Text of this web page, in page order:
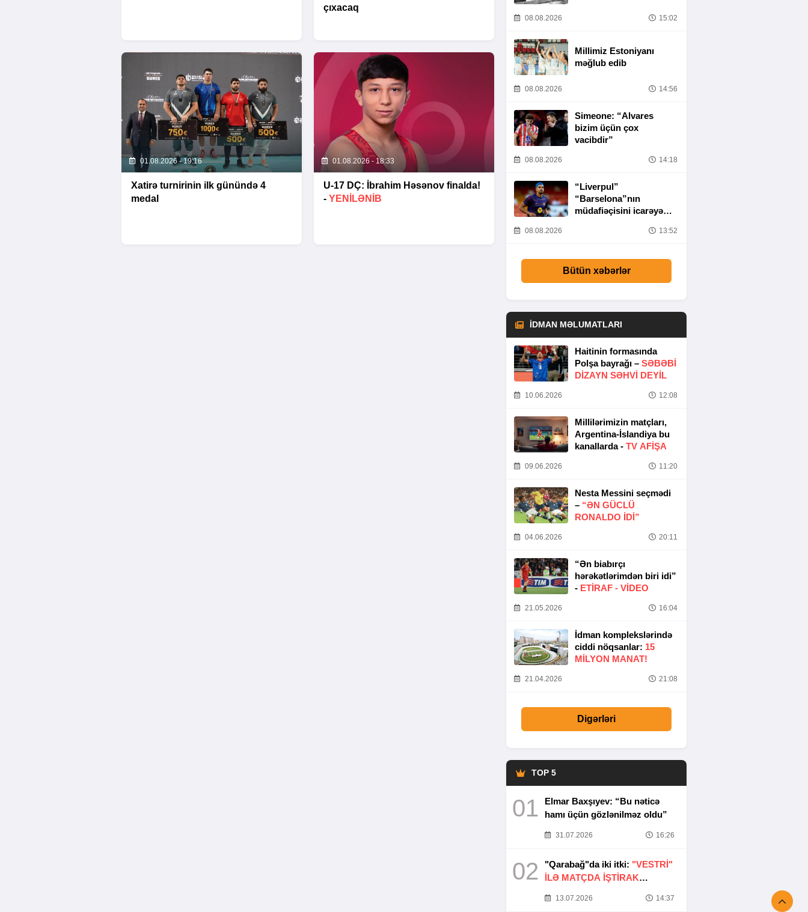
çıxacaq
01.08.2026 - 19:16
Xatirə turnirinin ilk günündə 4
medal
01.08.2026 - 18:33
U-17 DÇ: İbrahim Həsənov finalda!
- YENİLƏNİB
08.08.2026 15:02
Millimiz Estoniyanı
məğlub edib
08.08.2026 14:56
Simeone: “Alvares
bizim üçün çox
vacibdir”
08.08.2026 14:18
“Liverpul”
“Barselona”nın
müdafiəçisini icarəyə
08.08.2026 13:52
Bütün xəbərlər
İDMAN MƏLUMATLARI
Haitinin formasında
Polşa bayrağı – SƏBƏBI
DIZAYN SƏHVI DEYIL
10.06.2026 12:08
Millilərimizin matçları,
Argentina-İslandiya bu
kanallarda - TV AFİŞA
09.06.2026 11:20
Nesta Messini seçmədi
– “ƏN GÜCLÜ
RONALDO IDI”
04.06.2026 20:11
“Ən biabırçı
hərəkətlərimdən biri idi”
- ETIRAF - VİDEO
21.05.2026 16:04
İdman komplekslərində
ciddi nöqsanlar: 15
MILYON MANAT!
21.04.2026 21:08
Digərləri
TOP 5
01
Elmar Baxşıyev: “Bu nəticə
hamı üçün gözlənilməz oldu”
31.07.2026 16:26
02 "Qarabağ"da iki itki: "VESTRİ"
İLƏ MATÇDA İŞTİRAK
13.07.2026 14:37